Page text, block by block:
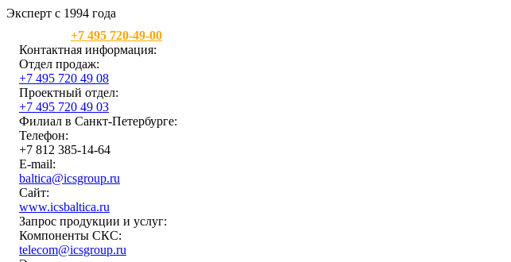
Эксперт с 1994 года
+7 495 720-49-00
Контактная информация:
Отдел продаж:
+7 495 720 49 08
Проектный отдел:
+7 495 720 49 03
Филиал в Санкт-Петербурге:
Телефон:
+7 812 385-14-64
E-mail:
baltica@icsgroup.ru
Сайт:
www.icsbaltica.ru
Запрос продукции и услуг:
Компоненты СКС:
telecom@icsgroup.ru